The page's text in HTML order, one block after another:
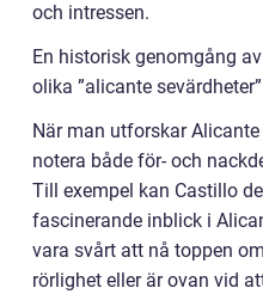
och intressen.
En historisk genomgång
olika ”alicante sevärdheter”
När man utforskar
notera både för- och
Till exempel kan Castillo
fascinerande inblick i
vara svårt att nå toppen
rörlighet eller är ovan vid